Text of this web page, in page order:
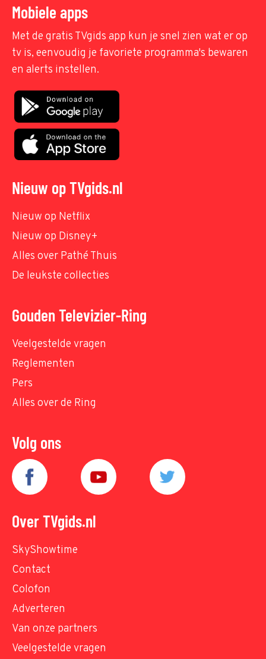
Mobiele apps
Met de gratis TVgids app kun je snel zien wat er op
tv is, eenvoudig je favoriete programma's bewaren
en alerts instellen.
Nieuw op TVgids.nl
Nieuw op Netflix
Nieuw op Disney+
Alles over Pathé Thuis
De leukste collecties
Gouden Televizier-Ring
Veelgestelde vragen
Reglementen
Pers
Alles over de Ring
Volg ons
Over TVgids.nl
SkyShowtime
Contact
Colofon
Adverteren
Van onze partners
Veelgestelde vragen